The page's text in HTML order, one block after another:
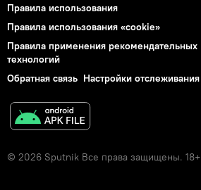
Правила использования
Правила использования «cookie»
Правила применения рекомендательных
технологий
Обратная связь Настройки отслеживания
© 2026 Sputnik Все права защищены. 18+